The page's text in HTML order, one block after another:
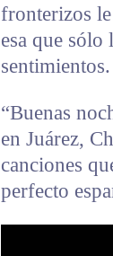
fronterizos
esa que sólo
sentimientos.
“Buenas
en Juárez,
canciones
perfecto